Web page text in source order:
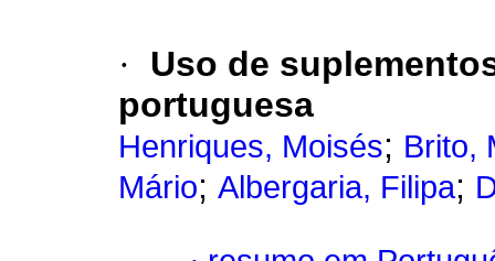
·
Uso de
portuguesa
Henriques, Moisés; Brito,
Mário; Albergaria, Filipa;